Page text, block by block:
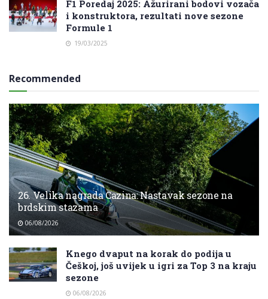
F1 Poredaj 2025: Ažurirani bodovi vozača
i konstruktora, rezultati nove sezone
Formule 1
19/03/2025
Recommended
26. Velika nagrada Cazina: Nastavak sezone na
brdskim stazama
06/08/2026
Knego dvaput na korak do podija u
Češkoj, još uvijek u igri za Top 3 na kraju
sezone
06/08/2026